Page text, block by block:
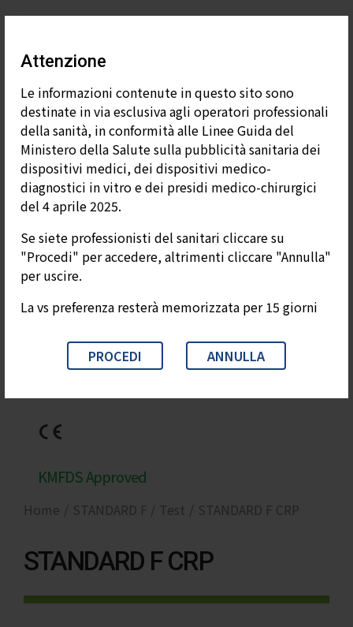
Attenzione
Le informazioni contenute in questo sito sono
destinate in via esclusiva agli operatori professionali
della sanità, in conformità alle Linee Guida del
Ministero della Salute sulla pubblicità sanitaria dei
dispositivi medici, dei dispositivi medico-
diagnostici in vitro e dei presidi medico-chirurgici
del 4 aprile 2025.
Se siete professionisti del sanitari cliccare su
"Procedi" per accedere, altrimenti cliccare "Annulla"
per uscire.
La vs preferenza resterà memorizzata per 15 giorni
PROCEDI ANNULLA
Home STANDARD F Test STANDARD F CRP
STANDARD F CRP